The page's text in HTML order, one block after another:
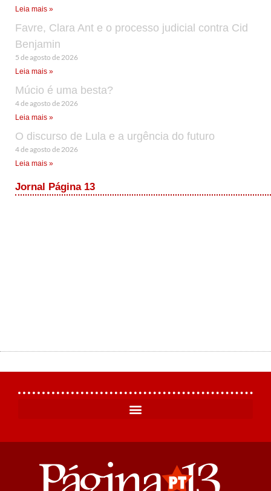
Leia mais »
Favre, Clara Ant e o processo judicial contra Cid
Benjamin
5 de agosto de 2026
Leia mais »
Múcio é uma besta?
4 de agosto de 2026
Leia mais »
O discurso de Lula e a urgência do futuro
4 de agosto de 2026
Leia mais »
Jornal Página 13